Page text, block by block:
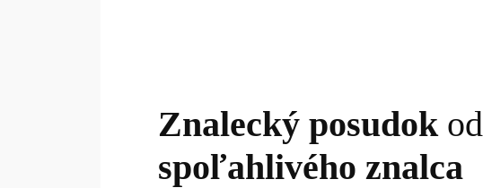
Znalecký posudok od
spoľahlivého znalca